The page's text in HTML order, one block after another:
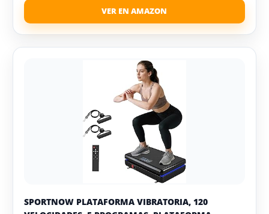
SPORTNOW PLATAFORMA VIBRATORIA, 120